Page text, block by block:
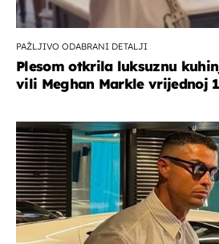
PAŽLJIVO ODABRANI DETALJI
Plesom otkrila luksuznu
vili Meghan Markle vrijednoj